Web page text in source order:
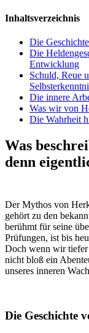
Inhaltsverzeichnis
Die
Die
Entwicklung
Schuld, Reue
Die innere
Was wir von
Die Wahrheit
Was
denn
Der Mythos von
gehört zu den
berühmt für seine
Prüfungen, ist bis
Doch wenn wir
nicht bloß ein
unseres inneren
Die Geschichte